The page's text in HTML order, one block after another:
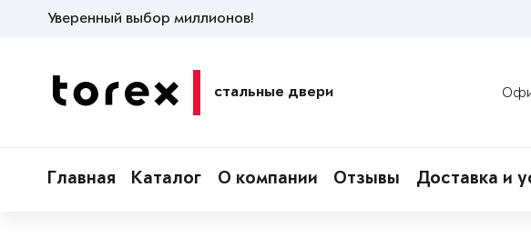
Уверенный выбор миллионов!
стальные двери
Главная Каталог О компании Отзывы Доставка и